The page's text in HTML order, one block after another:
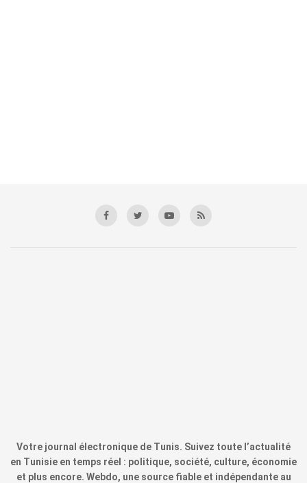
Votre journal électronique de Tunis. Suivez toute l’actualité
en Tunisie en temps réel : politique, société, culture, économie
et plus encore. Webdo, une source fiable et indépendante au